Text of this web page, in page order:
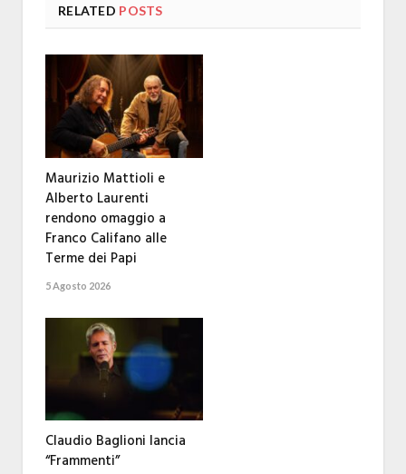
RELATED POSTS
Maurizio Mattioli e
Alberto Laurenti
rendono omaggio a
Franco Califano alle
Terme dei Papi
5 Agosto 2026
Claudio Baglioni lancia
“Frammenti”